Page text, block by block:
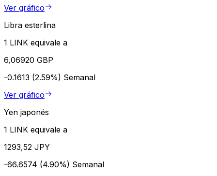
Ver gráfico
Libra esterlina
1 LINK equivale a
6,06920 GBP
-0.1613 (2.59%) Semanal
Ver gráfico
Yen japonés
1 LINK equivale a
1293,52 JPY
-66.6574 (4.90%) Semanal